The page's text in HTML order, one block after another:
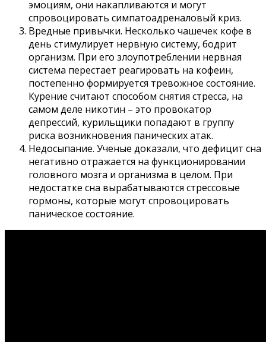
эмоциям, они накапливаются и могут
спровоцировать симпатоадреналовый криз.
Вредные привычки. Несколько чашечек кофе в
день стимулирует нервную систему, бодрит
организм. При его злоупотреблении нервная
система перестает реагировать на кофеин,
постепенно формируется тревожное состояние.
Курение считают способом снятия стресса, на
самом деле никотин – это провокатор
депрессий, курильщики попадают в группу
риска возникновения панических атак.
Недосыпание. Ученые доказали, что дефицит сна
негативно отражается на функционировании
головного мозга и организма в целом. При
недостатке сна вырабатываются стрессовые
гормоны, которые могут спровоцировать
паническое состояние.